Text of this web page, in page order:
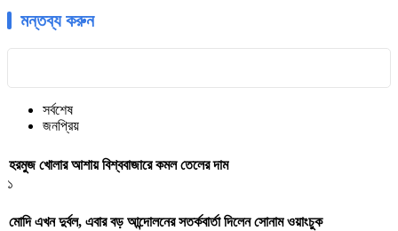
মন্তব্য করুন
সর্বশেষ
জনপ্রিয়
হরমুজ খোলার আশায় বিশ্ববাজারে কমল তেলের দাম
১
মোদি এখন দুর্বল, এবার বড় আন্দোলনের সতর্কবার্তা দিলেন সোনাম ওয়াংচুক